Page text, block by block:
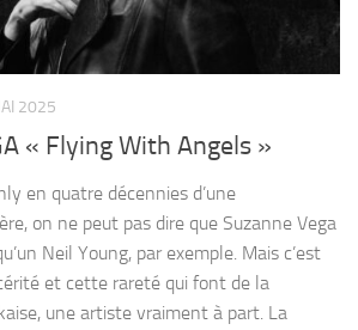
2025
« Flying With Angels »
en quatre décennies d’une
on ne peut pas dire que Suzanne Vega
Neil Young, par exemple. Mais c’est
et cette rareté qui font de la
une artiste vraiment à part. La